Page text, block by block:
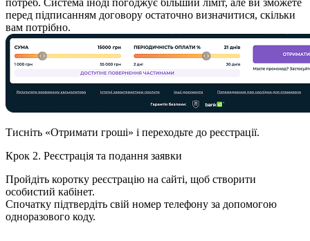
потреб. Система іноді погоджує більший ліміт, але ви зможете
перед підписанням договору остаточно визначитися, скільки
вам потрібно.
Тисніть «Отримати гроші» і переходьте до реєстрації.
Крок 2. Реєстрація та подання заявки
Пройдіть коротку реєстрацію на сайті, щоб створити
особистий кабінет.
Спочатку підтвердіть свій номер телефону за допомогою
одноразового коду.